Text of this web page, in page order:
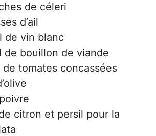
de céleri
d’ail
de vin blanc
de bouillon de viande
de tomates concassées
citron et persil pour la